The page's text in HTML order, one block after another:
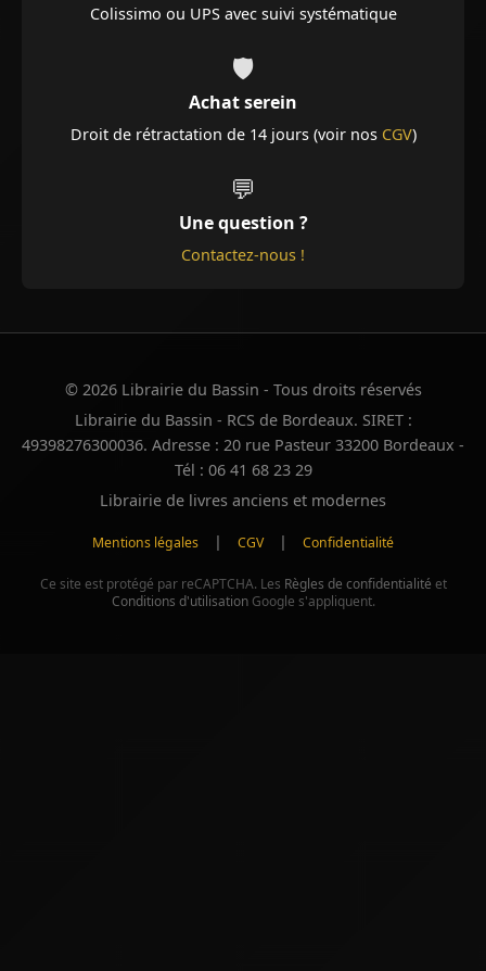
Colissimo ou UPS avec suivi systématique
🛡️
Achat serein
Droit de rétractation de 14 jours (voir nos CGV)
💬
Une question ?
Contactez-nous !
© 2026 Librairie du Bassin - Tous droits réservés
Librairie du Bassin - RCS de Bordeaux. SIRET :
49398276300036. Adresse : 20 rue Pasteur 33200 Bordeaux -
Tél : 06 41 68 23 29
Librairie de livres anciens et modernes
Mentions légales | CGV | Confidentialité
Ce site est protégé par reCAPTCHA. Les Règles de confidentialité et
Conditions d'utilisationGoogle s'appliquent.